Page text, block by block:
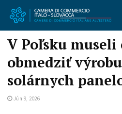
V Poľsku museli
obmedziť
solárnych
Jún 9, 2026